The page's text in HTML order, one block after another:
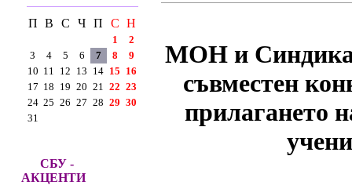
П В С Ч П С Н
1
2
3
4 5 6 7 8
9
10 11 12 13 14 15 16
17 18 19 20 21 22 23
24 25 26 27 28 29 30
31
СБУ -
АКЦЕНТИ
МОН и
съвместен
прилагането